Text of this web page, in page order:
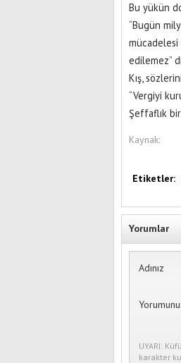
Bu yükün
“Bugün
edilemez”
Kış,
“Vergiyi
Şeffaflık
Kaynak:
Etiketler:
Yorumlar
Adınız
UYARI:
karakter